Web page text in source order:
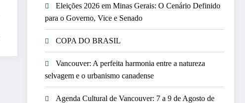
Eleições 2026 em Minas Gerais: O Cenário Definido
para o Governo, Vice e Senado
COPA DO BRASIL
Vancouver: A perfeita harmonia entre a natureza
selvagem e o urbanismo canadense
Agenda Cultural de Vancouver: 7 a 9 de Agosto de